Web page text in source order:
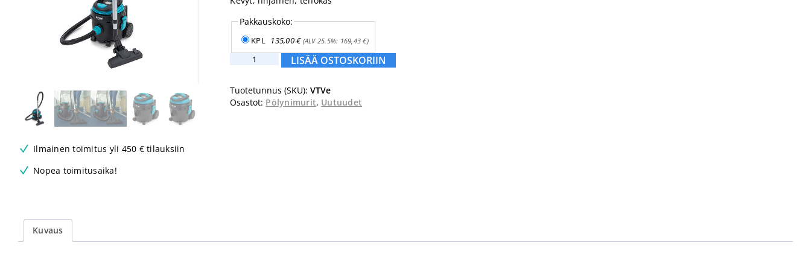
Ilmainen toimitus yli 450 € tilauksiin
Nopea toimitusaika!
Pakkauskoko:
KPL 135,00€(ALV 25.5%: 169,43€)
Truvox
määrä
LISÄÄ OSTOSKORIIN
Tuotetunnus (SKU):VTVe
Osastot: Pölynimurit, Uutuudet
Kuvaus